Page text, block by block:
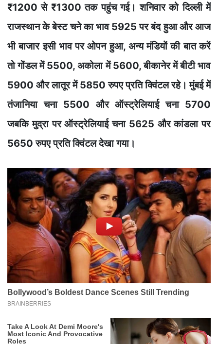
₹1200 से ₹1300 तक पहुंच गई। शनिवार को दिल्ली में
राजस्थान के बेस्ट चने का भाव 5925 पर बंद हुआ और आज
भी बाजार इसी भाव पर ओपन हुआ, अन्य मंडियों की बात करें
तो गोंडल में 5500, अकोला में 5600, बीकानेर में बीटी भाव
5900 और लातूर में 5850 रुपए प्रति क्विंटल रहे। मुंबई में
तंजानिया चना 5500 और ऑस्ट्रेलियाई चना 5700
जबकि मुद्रा पर ऑस्ट्रेलियाई चना 5625 और कांडला पर
5650 रुपए प्रति क्विंटल देखा गया।